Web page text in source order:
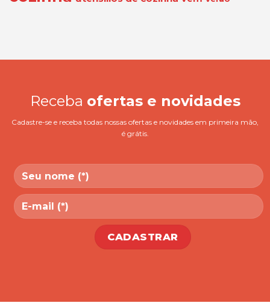
Receba ofertas e novidades
Cadastre-se e receba todas nossas ofertas e novidades em primeira mão,
é grátis.